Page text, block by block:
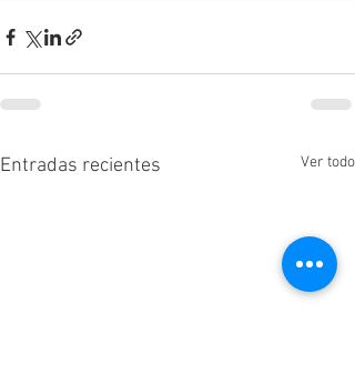
Entradas recientes Ver todo